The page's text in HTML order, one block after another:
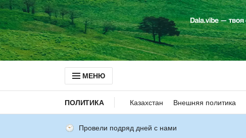
МЕНЮ
ПОЛИТИКА Казахстан Внешняя политика
Провели подряд дней с нами